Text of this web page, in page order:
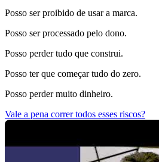
Posso ser proibido de usar a marca.
Posso ser processado pelo dono.
Posso perder tudo que construi.
Posso ter que começar tudo do zero.
Posso perder muito dinheiro.
Vale a pena correr todos esses riscos?